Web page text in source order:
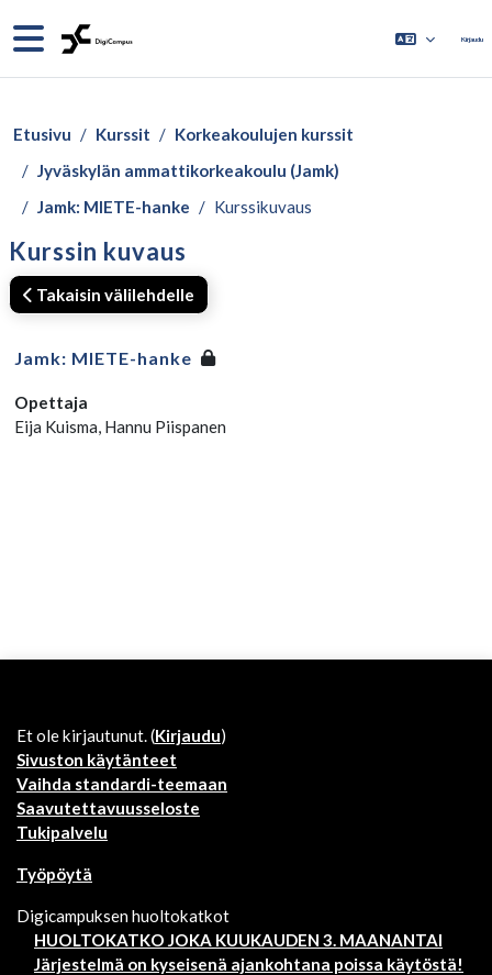
Sivupaneeli Kirjaudu
Etusivu Kurssit
Korkeakoulujen kurssit
Jyväskylän ammattikorkeakoulu (Jamk)
Jamk: MIETE-hanke
Kurssikuvaus
Kurssin kuvaus
Takaisin välilehdelle
Jamk: MIETE-hanke
Opettaja
Eija Kuisma, Hannu Piispanen
Et ole kirjautunut. (Kirjaudu)
Sivuston käytänteet
Vaihda standardi-teemaan
Saavutettavuusseloste
Tukipalvelu
Työpöytä
Digicampuksen huoltokatkot
HUOLTOKATKO JOKA KUUKAUDEN 3. MAANANTAI
Järjestelmä on kyseisenä ajankohtana poissa käytöstä!